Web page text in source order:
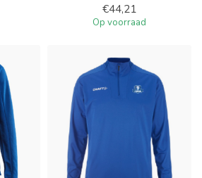
€44,21
Op voorraad